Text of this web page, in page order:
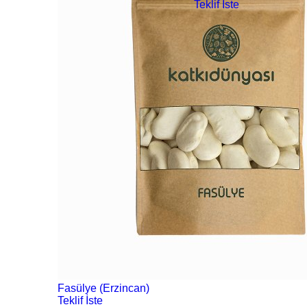
Fasülye (Erzincan)
Teklif İste
Teklif İste